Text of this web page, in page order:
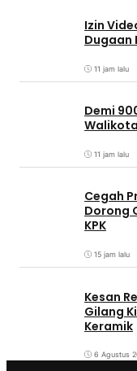
Izin
Dugaan
11 jam lalu
Demi
11 jam lalu
Cegah
Dorong
KPK
15 jam lalu
Kesan
Gilang
Keramik
6 Agustus